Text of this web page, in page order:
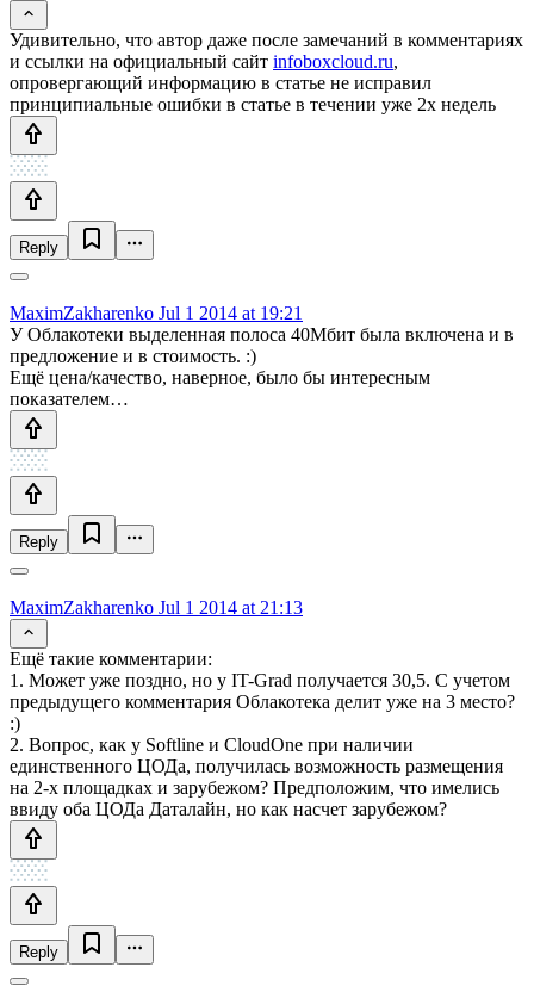
Удивительно, что автор даже после замечаний в комментариях
и ссылки на официальный сайт infoboxcloud.ru,
опровергающий информацию в статье не исправил
принципиальные ошибки в статье в течении уже 2х недель
Reply
MaximZakharenko Jul 1 2014 at 19:21
У Облакотеки выделенная полоса 40Мбит была включена и в
предложение и в стоимость. :)
Ещё цена/качество, наверное, было бы интересным
показателем…
Reply
MaximZakharenko Jul 1 2014 at 21:13
Ещё такие комментарии:
1. Может уже поздно, но у IT-Grad получается 30,5. С учетом
предыдущего комментария Облакотека делит уже на 3 место?
:)
2. Вопрос, как у Softline и CloudOne при наличии
единственного ЦОДа, получилась возможность размещения
на 2-х площадках и зарубежом? Предположим, что имелись
ввиду оба ЦОДа Даталайн, но как насчет зарубежом?
Reply